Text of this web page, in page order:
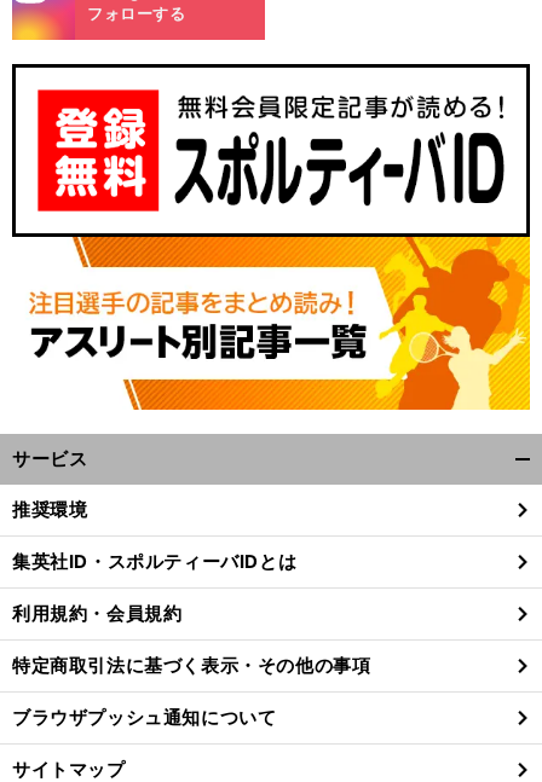
、
？
前
m
フォローする
サービス
閉
る
推奨環境
集英社ID・スポルティーバIDとは
利用規約・会員規約
特定商取引法に基づく表示・その他の事項
ブラウザプッシュ通知について
サイトマップ